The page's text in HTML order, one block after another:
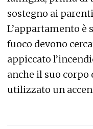
sostegno ai
L’appartamento è
fuoco devono
appiccato
anche il suo corpo
utilizzato un